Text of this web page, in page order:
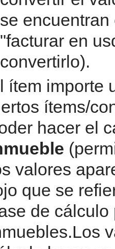
se
"facturar en
convertirlo).
ítem importe
ítems/
hacer el
valores
que se
de